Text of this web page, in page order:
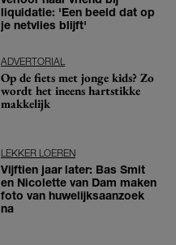
liquidatie: 'Een beeld dat op
je netvlies blijft'
ADVERTORIAL
Op de fiets met jonge kids? Zo
wordt het ineens hartstikke
makkelijk
LEKKER LOEREN
Vijftien jaar later: Bas Smit
en Nicolette van Dam maken
foto van huwelijksaanzoek
na